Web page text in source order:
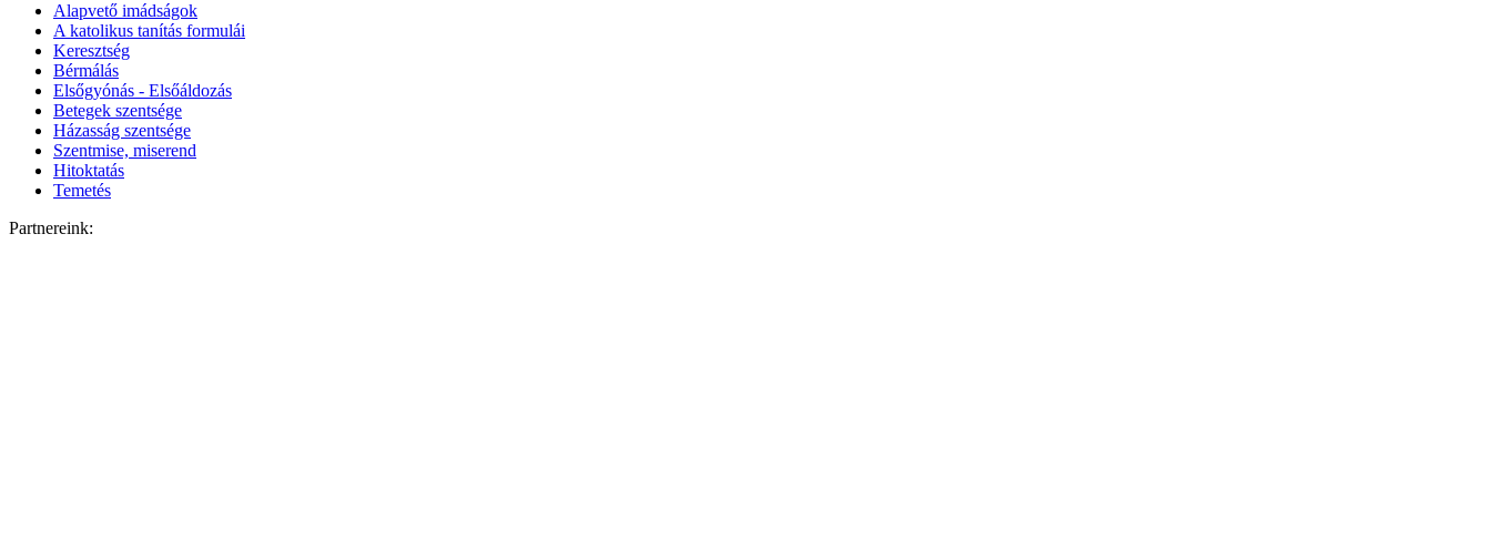
Alapvető imádságok
A katolikus tanítás formulái
Keresztség
Bérmálás
Elsőgyónás - Elsőáldozás
Betegek szentsége
Házasság szentsége
Szentmise, miserend
Hitoktatás
Temetés
Partnereink: